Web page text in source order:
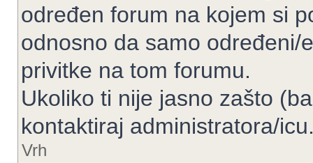
određen forum na kojem si
odnosno da samo određeni/
privitke na tom forumu.
Ukoliko ti nije jasno zašto
kontaktiraj administratora/
Vrh